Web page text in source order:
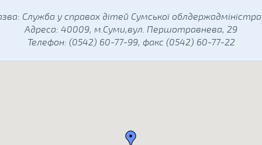
Служба у справах дітей Сумської
Адреса: 40009, м.Суми,вул. Першотравнева, 29
Телефон: (0542) 60-77-99, факс (0542) 60-77-22